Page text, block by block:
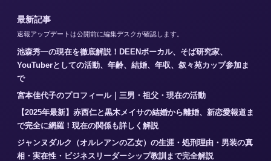
最新記事
速報アップデートは公開前に編集デスクが確認します。
池森秀一の現在を徹底解説！DEENボーカル、そば研究家、
YouTuberとしての活動、年齢、結婚、年収、叙々苑カップ参加ま
で
宮本佳代子のプロフィール｜三男・祖父・現在の活動
【2025年最新】赤西仁と黒木メイサの結婚から離婚、新恋愛報道ま
で完全に網羅！現在の関係も詳しく解説
ジャンヌダルク（オルレアンの乙女）の生涯・処刑理由・男装の真
相・実在性・ビジネスリーダーシップ教訓まで完全解説